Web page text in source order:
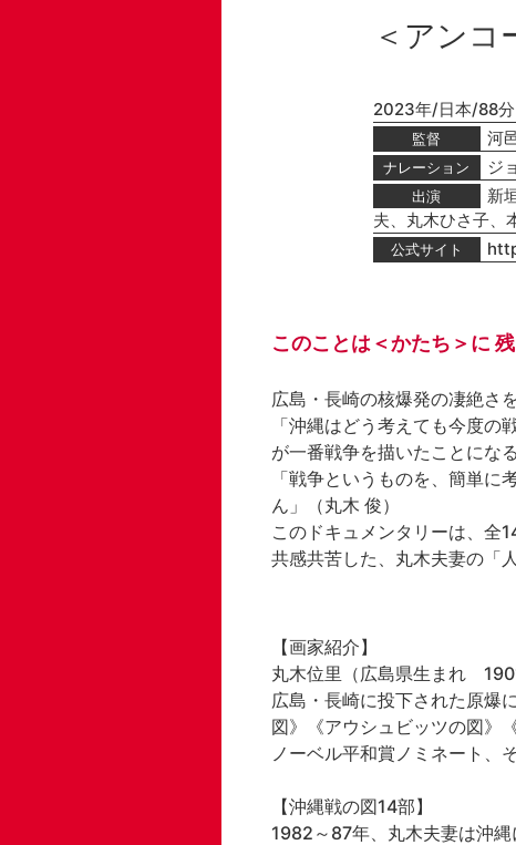
＜アンコ
2023年/日本/88分
監督 河
ナレーション ジ
出演
新
夫、丸木ひさ子、
公式サイト
このことは＜かたち＞に
広島・長崎の核爆発の凄絶さ
「沖縄はどう考えても今度
が一番戦争を描いたことにな
「戦争というものを、簡単
ん」（丸木 俊）
このドキュメンタリーは、全
共感共苦した、丸木夫妻の「
【画家紹介】
丸木位里（広島県生まれ　
広島・長崎に投下された原爆
図》《アウシュビッツの図》
ノーベル平和賞ノミネート、
【沖縄戦の図14部】
1982～87年、丸木夫妻は沖